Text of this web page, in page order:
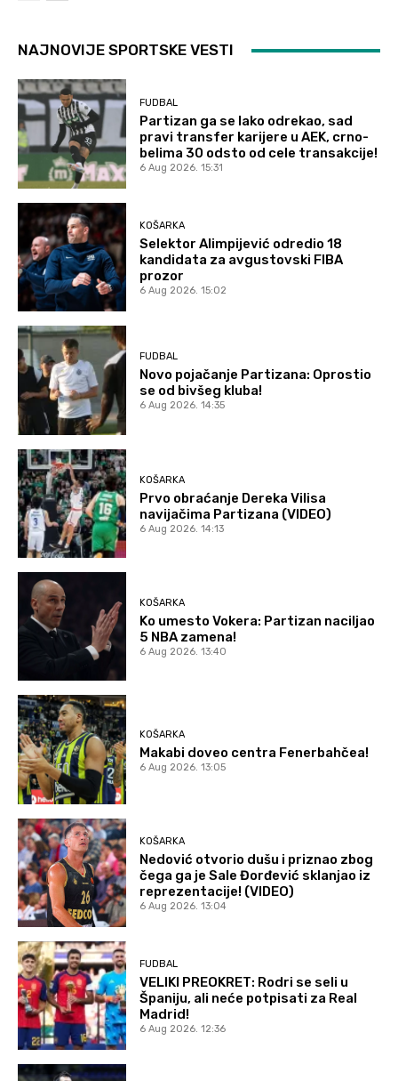
NAJNOVIJE SPORTSKE VESTI
FUDBAL
Partizan ga se lako odrekao, sad
pravi transfer karijere u AEK, crno-
belima 30 odsto od cele transakcije!
6 Aug 2026. 15:31
KOŠARKA
Selektor Alimpijević odredio 18
kandidata za avgustovski FIBA
prozor
6 Aug 2026. 15:02
FUDBAL
Novo pojačanje Partizana: Oprostio
se od bivšeg kluba!
6 Aug 2026. 14:35
KOŠARKA
Prvo obraćanje Dereka Vilisa
navijačima Partizana (VIDEO)
6 Aug 2026. 14:13
KOŠARKA
Ko umesto Vokera: Partizan naciljao
5 NBA zamena!
6 Aug 2026. 13:40
KOŠARKA
Makabi doveo centra Fenerbahčea!
6 Aug 2026. 13:05
KOŠARKA
Nedović otvorio dušu i priznao zbog
čega ga je Sale Đorđević sklanjao iz
reprezentacije! (VIDEO)
6 Aug 2026. 13:04
FUDBAL
VELIKI PREOKRET: Rodri se seli u
Španiju, ali neće potpisati za Real
Madrid!
6 Aug 2026. 12:36